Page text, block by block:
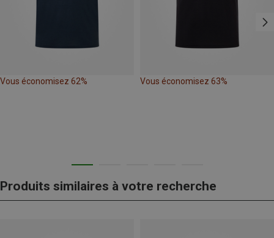
Vous économisez 62% Vous économisez 63%
Produits similaires à votre recherche